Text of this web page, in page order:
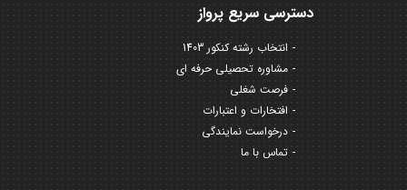
دسترسی سریع پرواز
انتخاب رشته کنکور 1403
مشاوره تحصیلی حرفه ای
فرصت شغلی
افتخارات و اعتبارات
درخواست نمایندگی
تماس با ما